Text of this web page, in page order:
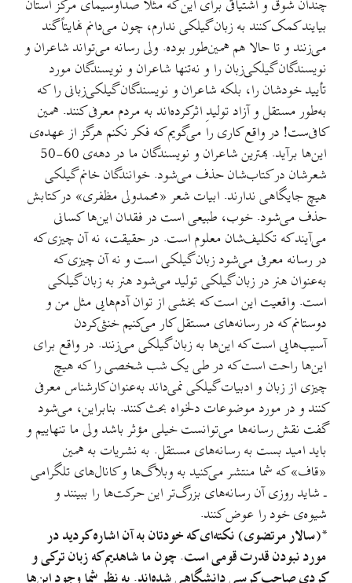
چندان شوق و اشتیاقی برای این که مثلاً صدا‌و‌سیمای مرکز استان
بیایند کمک کنند به زبان گیلکی ندارم، چون می‌دانم نهایتاً گند
می‌زنند و تا حالا هم همین‌طور بوده. ولی رسانه می‌تواند شاعران و
نویسندگان گیلکی‌زبان را و نه‌تنها شاعران و نویسندگان مورد
تأیید خودشان را، بلکه شاعران و نویسندگان گیلکی‌زبانی را که
به‌طور مستقل و آزاد تولیدِ اثرکرده‌اند به مردم معرفی کنند. همین
کافی‌ست! در واقع کاری را می‌گویم که فکر نکنم هرگز از عهده‌ی
این‌ها برآید. بهترین شاعران و نویسندگان ما در دهه‌ی 60-50
شعرشان در کتاب‌شان حذف می‌شود. خوانندگان خانم گیلکی
هیچ جایگاهی ندارند. ابیات شعر «محمدولی مظفری» در کتابش
حذف می‌شود. خوب، طبیعی است در فقدان این‌ها کسانی
می‌آیند که تکلیف‌شان معلوم است. در حقیقت، نه آن چیزی که
در رسانه معرفی می‌شود زبان گیلکی است و نه آن چیزی که
به‌عنوان هنر در زبان گیلکی تولید می‌شود هنر به زبان گیلکی
است. واقعیت این است که بخشی از توان آدم‌هایی مثل من و
دوستانم که در رسانه‌های مستقل کار می‌کنیم خنثی‌کردن
آسیب‌هایی است که این‌ها به زبان گیلکی می‌زنند. در واقع برای
این‌‌ها راحت است که در طی یک شب شخصی را که هیچ
چیزی از زبان و ادبیات گیلکی نمی‌داند به‌عنوان کارشناس معرفی
کنند و در مورد موضوعات دلخواه بحث کنند. بنابراین، می‌شود
گفت نقش رسانه‌ها می‌توانست خیلی مؤثر باشد ولی ما تنهاییم و
باید امید بست به رسانه‌های مستقل. به نشریات به همین
«قاف» که شما منتشر می‌کنید به وبلاگ‌‌ها و کانال‌های تلگرامی
ـ شاید روزی آن رسانه‌های بزرگ‌تر این حرکت‌ها را ببینند و
شیوه‌ی خود را عوض کنند.
*(سالار مرتضوی) نکته‌ای که خودتان به آن اشاره کردید در
مورد نبودن قدرت قومی است. چون ما شاهدیم که زبان ترکی و
کردی صاحب کرسی دانشگاهی شده‌اند. به نظر شما وجود این‌ها